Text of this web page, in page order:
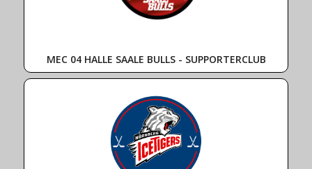
MEC 04 HALLE SAALE BULLS - SUPPORTERCLUB